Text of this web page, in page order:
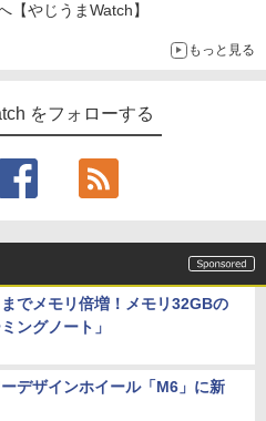
【やじうまWatch】
もっと見る
をフォローする
でメモリ倍増！メモリ32GBの
ングノート」
デザインホイール「M6」に新